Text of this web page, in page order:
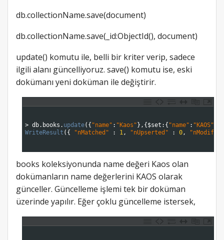
db.collectionName.save(document)
db.collectionName.save(_id:ObjectId(), document)
update() komutu ile, belli bir kriter verip, sadece
ilgili alanı güncelliyoruz. save() komutu ise, eski
dokümanı yeni doküman ile değiştirir.
> db. books . update( { "name" : "Kaos"} , {$set : { "name" : "KAOS"
WriteResult ( { "nMatched" : 1 , "nUpserted" : 0 ,
books koleksiyonunda name değeri Kaos olan
dokümanların name değerlerini KAOS olarak
günceller. Güncelleme işlemi tek bir doküman
üzerinde yapılır. Eğer çoklu güncelleme istersek,